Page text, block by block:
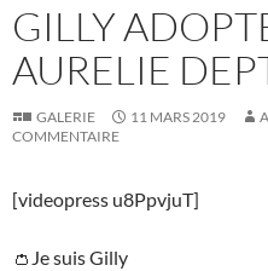
GILLY
AURELIE
GALERIE 11 MARS 2019
COMMENTAIRE
[videopress u8PpvjuT]
👛Je suis Gilly